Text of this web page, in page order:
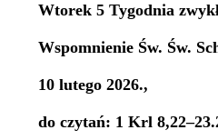
Wtorek 5 Tygodnia
Wspomnienie Św. Św.
10 lutego 2026.,
do czytań: 1 Krl